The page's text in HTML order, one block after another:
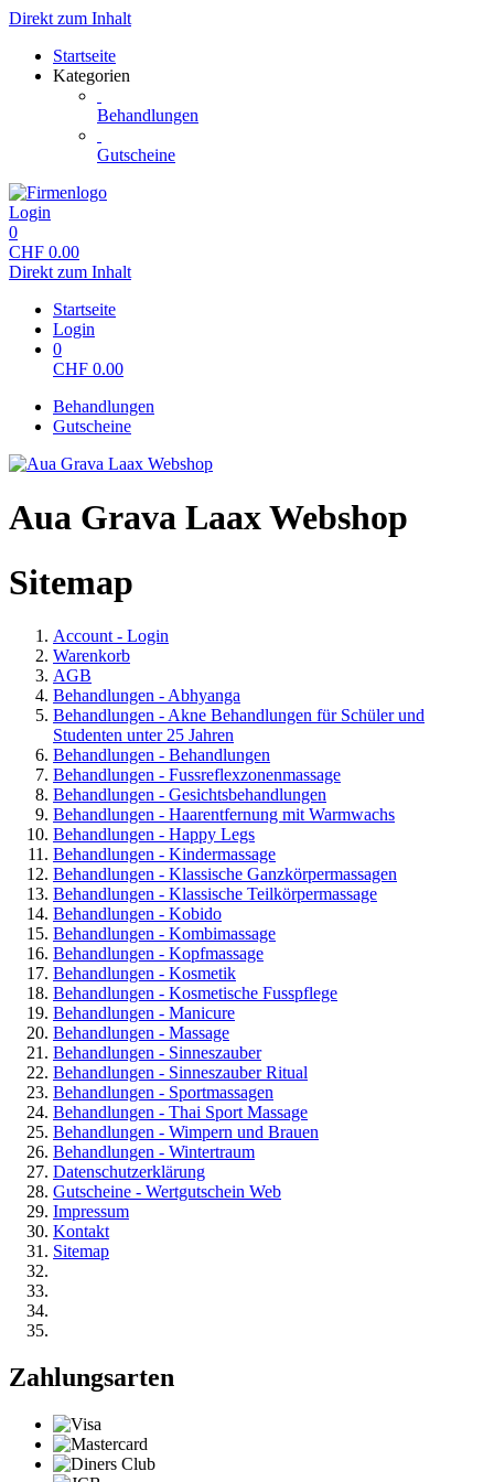
Direkt zum Inhalt
Startseite
Kategorien
Behandlungen
Gutscheine
Login
0
CHF 0.00
Direkt zum Inhalt
Startseite
Login
0
CHF 0.00
Behandlungen
Gutscheine
Aua Grava Laax Webshop
Sitemap
Account - Login
Warenkorb
AGB
Behandlungen - Abhyanga
Behandlungen - Akne Behandlungen für Schüler und
Studenten unter 25 Jahren
Behandlungen - Behandlungen
Behandlungen - Fussreflexzonenmassage
Behandlungen - Gesichtsbehandlungen
Behandlungen - Haarentfernung mit Warmwachs
Behandlungen - Happy Legs
Behandlungen - Kindermassage
Behandlungen - Klassische Ganzkörpermassagen
Behandlungen - Klassische Teilkörpermassage
Behandlungen - Kobido
Behandlungen - Kombimassage
Behandlungen - Kopfmassage
Behandlungen - Kosmetik
Behandlungen - Kosmetische Fusspflege
Behandlungen - Manicure
Behandlungen - Massage
Behandlungen - Sinneszauber
Behandlungen - Sinneszauber Ritual
Behandlungen - Sportmassagen
Behandlungen - Thai Sport Massage
Behandlungen - Wimpern und Brauen
Behandlungen - Wintertraum
Datenschutzerklärung
Gutscheine - Wertgutschein Web
Impressum
Kontakt
Sitemap
Zahlungsarten